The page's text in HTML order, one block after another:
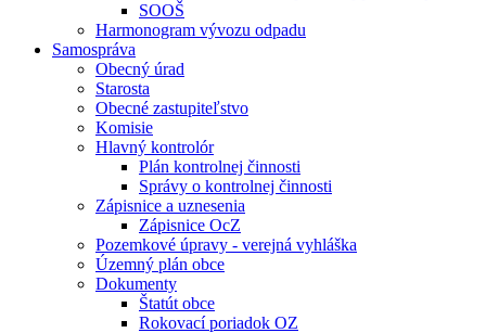
SOOŠ
Harmonogram vývozu odpadu
Samospráva
Obecný úrad
Starosta
Obecné zastupiteľstvo
Komisie
Hlavný kontrolór
Plán kontrolnej činnosti
Správy o kontrolnej činnosti
Zápisnice a uznesenia
Zápisnice OcZ
Pozemkové úpravy - verejná vyhláška
Územný plán obce
Dokumenty
Štatút obce
Rokovací poriadok OZ